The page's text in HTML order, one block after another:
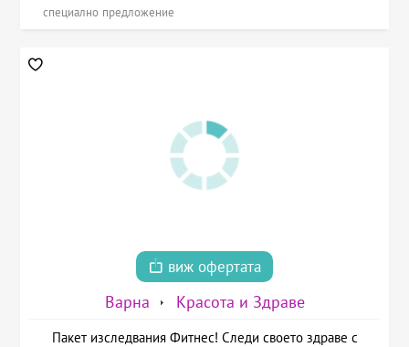
специално предложение
виж офертата
Варна Красота и Здраве
Пакет изследвания Фитнес! Следи своето здраве с